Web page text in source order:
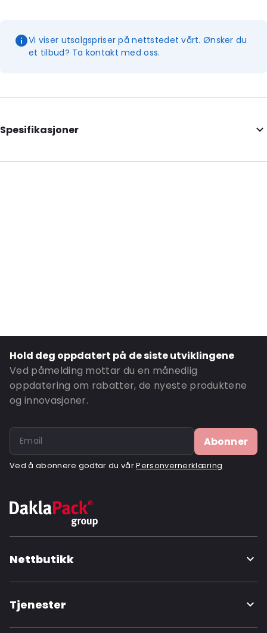
Vi viser utsalgspriser på nettstedet vårt. Ønsker du
et tilbud? Ta kontakt med oss.
Spesifikasjoner
Internal Length: 175
Bottom gusset: 35
Valve: Med ventil
Ordre-ID: 612V
Hold deg oppdatert på de siste utviklingene
Ved påmelding mottar du en månedlig
oppdatering om rabatter, de nyeste produktene
og innovasjoner.
Abonner
Ved å abonnere godtar du vårPersonvernerklæring
Nettbutikk
Tjenester